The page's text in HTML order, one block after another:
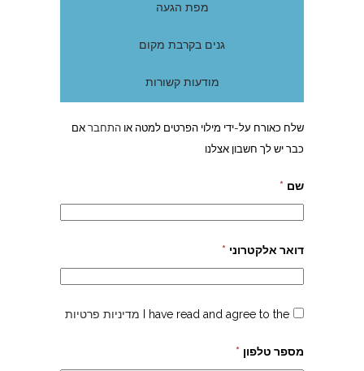
מפת הגעה
גנים בקרבת מקום
מודעות קשורות
שלח כאורח על-ידי מילוי הפרטים למטה או התחבראם
כבר יש לך חשבון אצלנו
שם *
דואר אלקטרוני *
I have read and agree to the מדיניות פרטיות
מספר טלפון *